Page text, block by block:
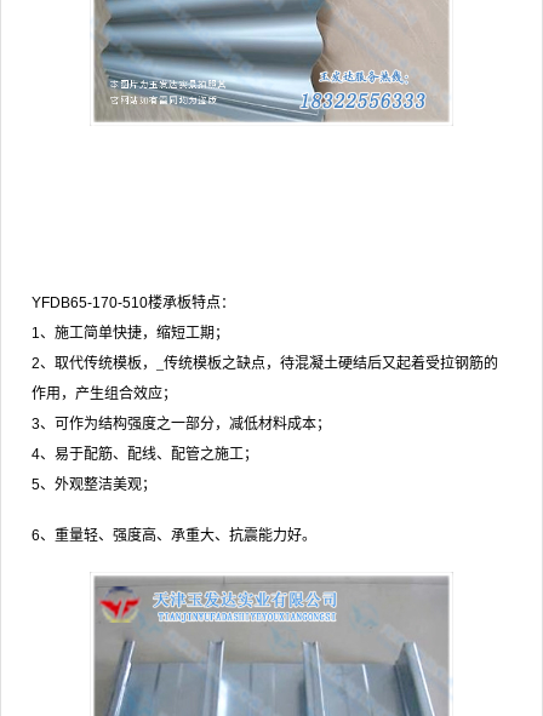
YFDB65-170-510楼承板特点：
1、施工简单快捷，缩短工期；
2、取代传统模板，_传统模板之缺点，待混凝土硬结后又起着受拉钢筋的
作用，产生组合效应；
3、可作为结构强度之一部分，减低材料成本；
4、易于配筋、配线、配管之施工；
5、外观整洁美观；
6、重量轻、强度高、承重大、抗震能力好。